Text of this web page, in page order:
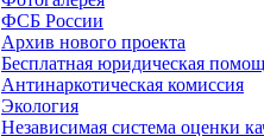
ФСБ России
Архив нового проекта
Бесплатная юридическая
Антинаркотическая комиссия
Экология
Независимая система оценки